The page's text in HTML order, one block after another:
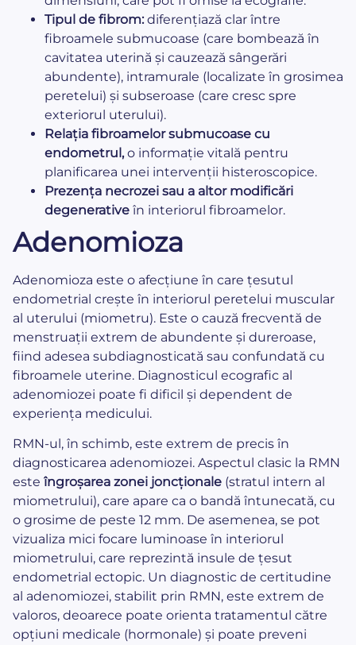
Tipul de fibrom:diferențiază clar între
fibroamele submucoase (care bombează în
cavitatea uterină și cauzează sângerări
abundente), intramurale (localizate în grosimea
peretelui) și subseroase (care cresc spre
exteriorul uterului).
Relația fibroamelor submucoase cu
endometrul,o informație vitală pentru
planificarea unei intervenții histeroscopice.
Prezența necrozei sau a altor modificări
degenerative în interiorul fibroamelor.
Adenomioza
Adenomioza este o afecțiune în care țesutul
endometrial crește în interiorul peretelui muscular
al uterului (miometru). Este o cauză frecventă de
menstruații extrem de abundente și dureroase,
fiind adesea subdiagnosticată sau confundată cu
fibroamele uterine. Diagnosticul ecografic al
adenomiozei poate fi dificil și dependent de
experiența medicului.
RMN-ul, în schimb, este extrem de precis în
diagnosticarea adenomiozei. Aspectul clasic la RMN
este îngroșarea zonei joncționale (stratul intern al
miometrului), care apare ca o bandă întunecată, cu
o grosime de peste 12 mm. De asemenea, se pot
vizualiza mici focare luminoase în interiorul
miometrului, care reprezintă insule de țesut
endometrial ectopic. Un diagnostic de certitudine
al adenomiozei, stabilit prin RMN, este extrem de
valoros, deoarece poate orienta tratamentul către
opțiuni medicale (hormonale) și poate preveni